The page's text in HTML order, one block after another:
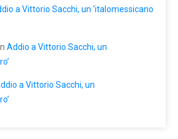
a Vittorio Sacchi, un ‘italomessicano
Addio a Vittorio Sacchi, un
a Vittorio Sacchi, un